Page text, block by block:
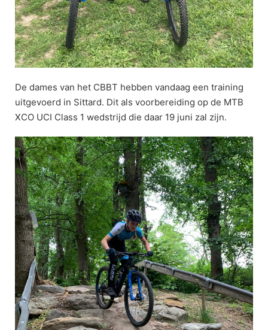
De dames van het CBBT hebben vandaag een training
uitgevoerd in Sittard. Dit als voorbereiding op de MTB
XCO UCI Class 1 wedstrijd die daar 19 juni zal zijn.